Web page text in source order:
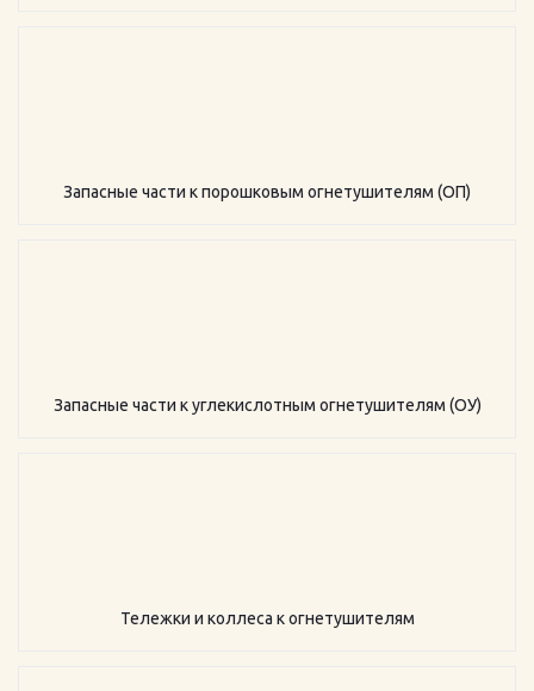
Запасные части к порошковым огнетушителям (ОП)
Запасные части к углекислотным огнетушителям (ОУ)
Тележки и коллеса к огнетушителям